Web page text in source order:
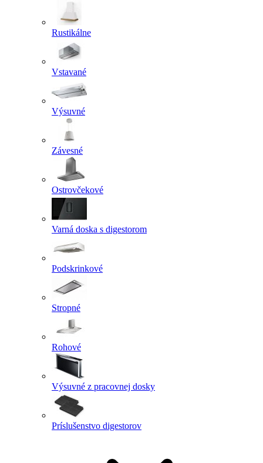
Rustikálne
Vstavané
Výsuvné
Závesné
Ostrovčekové
Varná doska s digestorom
Podskrinkové
Stropné
Rohové
Výsuvné z pracovnej dosky
Príslušenstvo digestorov